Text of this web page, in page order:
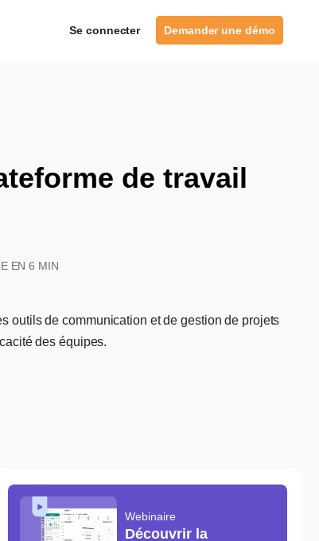
Se connecter Demander une démo
de travail
EN 6 MIN
outils de communication et de gestion de projets
des équipes.
Webinaire
Découvrir la